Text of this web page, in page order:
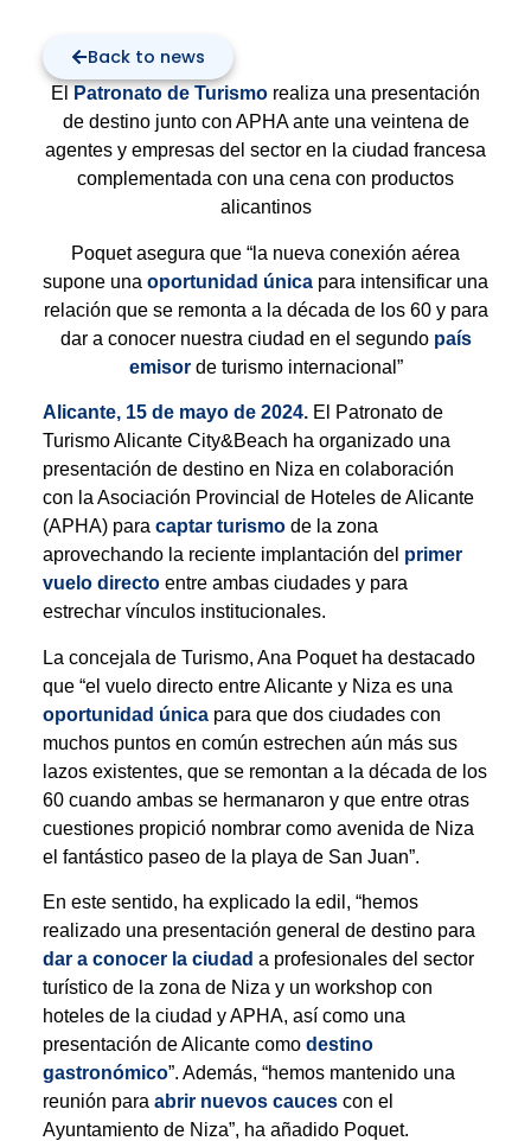
Back to news
ElPatronato de Turismo realiza una presentación
de destino junto con APHA ante una veintena de
agentes y empresas del sector en la ciudad francesa
complementada con una cena con productos
alicantinos
Poquet asegura que “la nueva conexión aérea
supone una oportunidad única para intensificar una
relación que se remonta a la década de los 60 y para
dar a conocer nuestra ciudad en el segundopaís
emisorde turismo internacional”
Alicante, 15 de mayo de 2024.El Patronato de
Turismo Alicante City&Beach ha organizado una
presentación de destino en Niza en colaboración
con la Asociación Provincial de Hoteles de Alicante
(APHA) para captar turismode la zona
aprovechando la reciente implantación del primer
vuelo directoentre ambas ciudades y para
estrechar vínculos institucionales.
La concejala de Turismo, Ana Poquet ha destacado
que “el vuelo directo entre Alicante y Niza es una
oportunidad únicapara que dos ciudades con
muchos puntos en común estrechen aún más sus
lazos existentes, que se remontan a la década de los
60 cuando ambas se hermanaron y que entre otras
cuestiones propició nombrar como avenida de Niza
el fantástico paseo de la playa de San Juan”.
En este sentido, ha explicado la edil, “hemos
realizado una presentación general de destino para
dar a conocer la ciudad a profesionales del sector
turístico de la zona de Niza y un workshop con
hoteles de la ciudad y APHA, así como una
presentación de Alicante como destino
gastronómico”. Además, “hemos mantenido una
reunión para abrir nuevos caucescon el
Ayuntamiento de Niza”, ha añadido Poquet.